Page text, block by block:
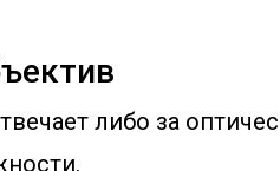
либо за